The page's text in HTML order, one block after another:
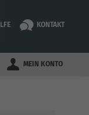
KONTAKT
MEIN KONTO